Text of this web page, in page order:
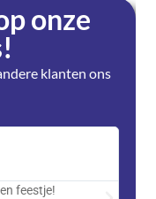
onze
klanten ons
feestje!